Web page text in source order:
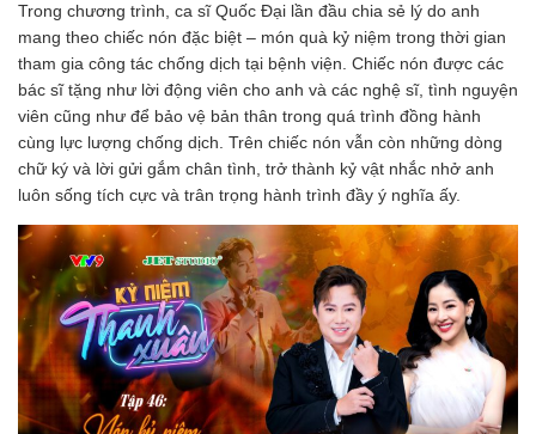
Trong chương trình, ca sĩ Quốc Đại lần đầu chia sẻ lý do anh
mang theo chiếc nón đặc biệt – món quà kỷ niệm trong thời gian
tham gia công tác chống dịch tại bệnh viện. Chiếc nón được các
bác sĩ tặng như lời động viên cho anh và các nghệ sĩ, tình nguyện
viên cũng như để bảo vệ bản thân trong quá trình đồng hành
cùng lực lượng chống dịch. Trên chiếc nón vẫn còn những dòng
chữ ký và lời gửi gắm chân tình, trở thành kỷ vật nhắc nhở anh
luôn sống tích cực và trân trọng hành trình đầy ý nghĩa ấy.